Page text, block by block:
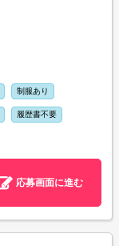
制服あり
履歴書不要
応募画面に進む